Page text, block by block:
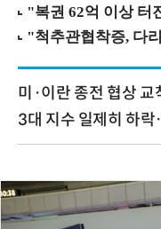
미·이란 종전 협상 교
3대 지수 일제히 하